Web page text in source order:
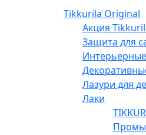
Tikkurila Original
Акция
Защита для
Лазури для
Лаки